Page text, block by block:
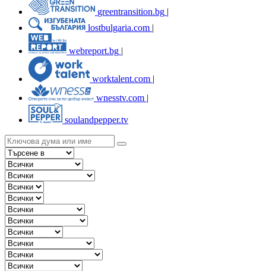
greentransition.bg |
lostbulgaria.com |
webreport.bg
worktalent.com |
wnesstv.com |
soulandpepper.tv